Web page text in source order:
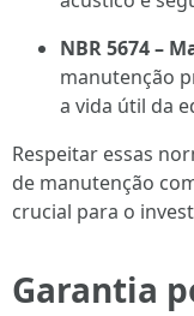
NBR 5674 –
manutenção
a vida útil da
Respeitar essas
de manutenção
crucial para o
Garantia